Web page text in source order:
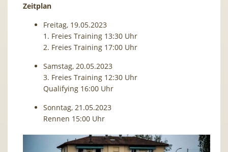
Zeitplan
Freitag, 19.05.2023
1. Freies Training 13:30 Uhr
2. Freies Training 17:00 Uhr
Samstag, 20.05.2023
3. Freies Training 12:30 Uhr
Qualifying 16:00 Uhr
Sonntag, 21.05.2023
Rennen 15:00 Uhr